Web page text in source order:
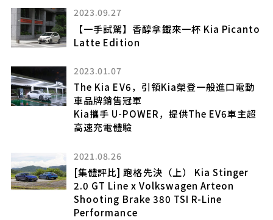
2023.09.27
【一手試駕】香醇拿鐵來一杯 Kia Picanto
Latte Edition
2023.01.07
The Kia EV6，引領Kia榮登一般進口電動
車品牌銷售冠軍
Kia攜手 U-POWER，提供The EV6車主超
高速充電體驗
2021.08.26
[集體評比] 跑格先決（上） Kia Stinger
2.0 GT Line x Volkswagen Arteon
Shooting Brake 380 TSI R-Line
Performance